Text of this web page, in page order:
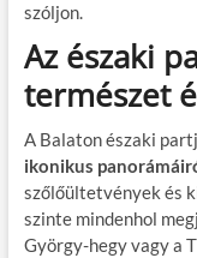
szóljon.
Az északi
természet
A Balaton északi
ikonikus
szőlőültetvények és
szinte mindenhol
György-hegy vagy a